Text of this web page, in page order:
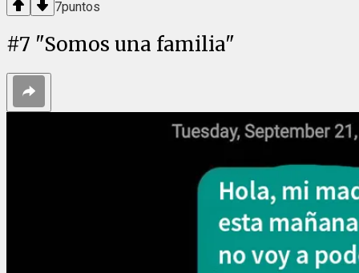
7puntos
#7 "Somos una familia"